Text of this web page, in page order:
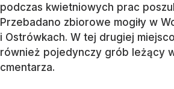
podczas kwietniowych prac
Przebadano zbiorowe mogiły w
i Ostrówkach. W tej drugiej
również pojedynczy grób leżący
cmentarza.